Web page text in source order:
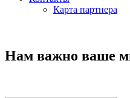
Карта партнера
Нам важно ваше